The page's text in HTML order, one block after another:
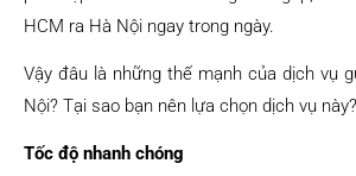
HCM ra Hà Nội ngay trong ngày.
Vậy đâu là những thế mạnh của dịch vụ
Nội? Tại sao bạn nên lựa chọn dịch vụ này?
Tốc độ nhanh chóng